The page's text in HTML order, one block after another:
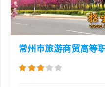
常州市旅游商贸高等